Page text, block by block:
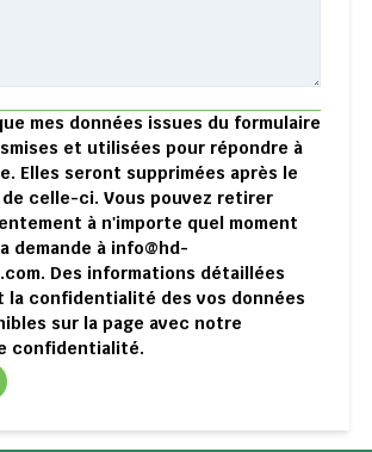
mes données issues du formulaire
et utilisées pour répondre à
Elles seront supprimées après le
celle-ci. Vous pouvez retirer
à n'importe quel moment
demande à info@hd-
Des informations détaillées
la confidentialité des vos données
sur la page avec notre
confidentialité.